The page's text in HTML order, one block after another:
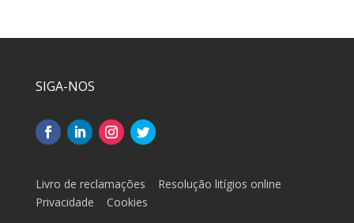
SIGA-NOS
Livro de reclamações
Resolução litígios online
Privacidade
Cookies